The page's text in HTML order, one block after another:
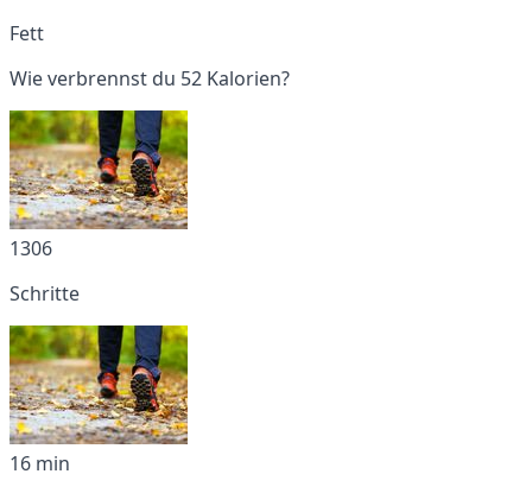
Fett
Wie verbrennst du 52 Kalorien?
1306
Schritte
16 min